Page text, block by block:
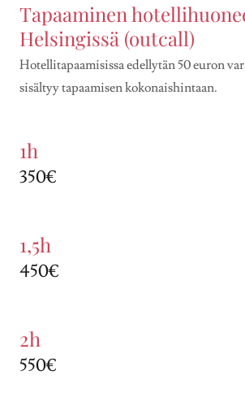
Tapaaminen
Helsingissä (outcall)
Hotellitapaamisissa edellytän 50 euron
sisältyy tapaamisen kokonaishintaan.
1h
350€
1,5h
450€
2h
550€